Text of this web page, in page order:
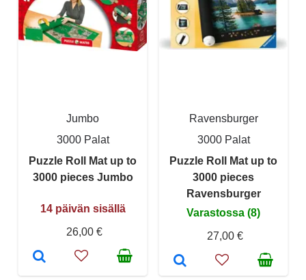
Jumbo
3000 Palat
Puzzle Roll Mat up to
3000 pieces Jumbo
14 päivän sisällä
26,00 €
Ravensburger
3000 Palat
Puzzle Roll Mat up to
3000 pieces
Ravensburger
Varastossa (8)
27,00 €